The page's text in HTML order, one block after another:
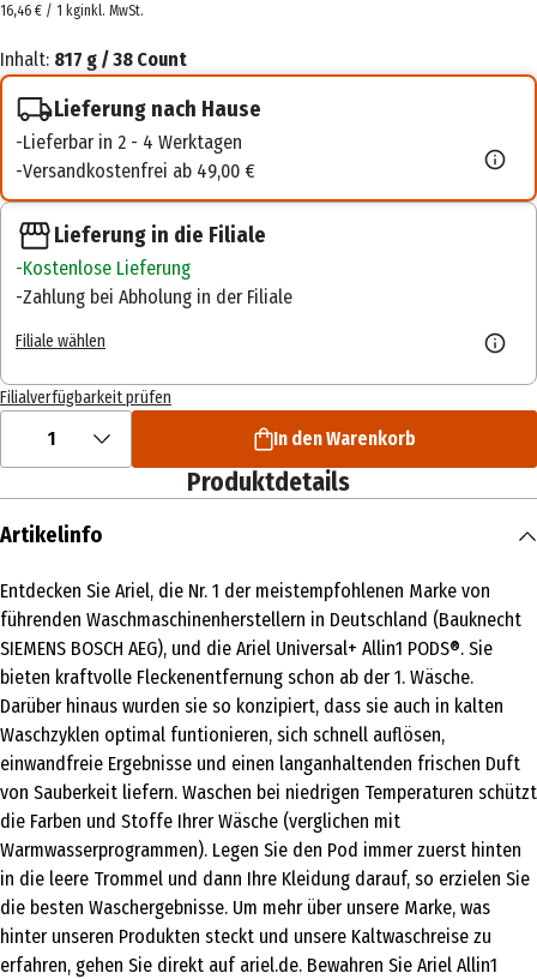
16,46 € / 1 kginkl. MwSt.
Inhalt: 817 g / 38 Count
Lieferung nach Hause
Lieferbar in 2 - 4 Werktagen
Versandkostenfrei ab 49,00 €
Lieferung in die Filiale
Kostenlose Lieferung
Zahlung bei Abholung in der Filiale
Filiale wählen
Filialverfügbarkeit prüfen
1 In den Warenkorb
Produktdetails
Artikelinfo
Entdecken Sie Ariel, die Nr. 1 der meistempfohlenen Marke von
führenden Waschmaschinenherstellern in Deutschland (Bauknecht
SIEMENS BOSCH AEG), und die Ariel Universal+ Allin1 PODS®. Sie
bieten kraftvolle Fleckenentfernung schon ab der 1. Wäsche.
Darüber hinaus wurden sie so konzipiert, dass sie auch in kalten
Waschzyklen optimal funtionieren, sich schnell auflösen,
einwandfreie Ergebnisse und einen langanhaltenden frischen Duft
von Sauberkeit liefern. Waschen bei niedrigen Temperaturen schützt
die Farben und Stoffe Ihrer Wäsche (verglichen mit
Warmwasserprogrammen). Legen Sie den Pod immer zuerst hinten
in die leere Trommel und dann Ihre Kleidung darauf, so erzielen Sie
die besten Waschergebnisse. Um mehr über unsere Marke, was
hinter unseren Produkten steckt und unsere Kaltwaschreise zu
erfahren, gehen Sie direkt auf ariel.de. Bewahren Sie Ariel Allin1